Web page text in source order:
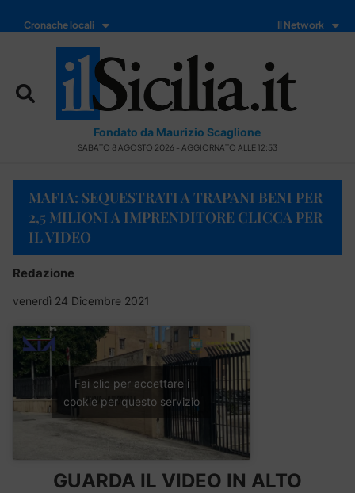
Cronache locali Il Network
Fondato da Maurizio Scaglione
SABATO 8 AGOSTO 2026 - AGGIORNATO ALLE 12:53
MAFIA: SEQUESTRATI A TRAPANI BENI PER
2,5 MILIONI A IMPRENDITORE CLICCA PER
IL VIDEO
Redazione
venerdì 24 Dicembre 2021
Fai clic per accettare i
cookie per questo servizio
GUARDA IL VIDEO IN ALTO